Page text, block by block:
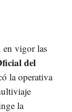
en vigor las
del
la operativa
la